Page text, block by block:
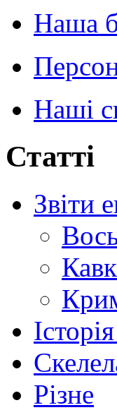
Наша
Наші
Статті
Звіти
Різне